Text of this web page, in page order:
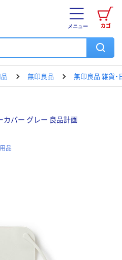
カゴ
メニュー
無印良品 無印良品 雑貨・
カバー グレー 良品計画
品